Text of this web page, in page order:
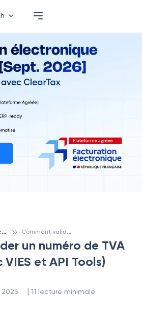
F
acturation Électronique C
omment valider un numéro de TVA français (avec VIES et API Tools)
un numéro de TVA
et API Tools)
| 11 lecture minimale